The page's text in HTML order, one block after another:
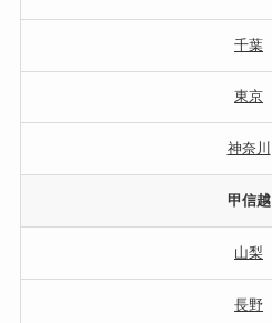
千葉
東京
神奈川
甲信越
山梨
長野